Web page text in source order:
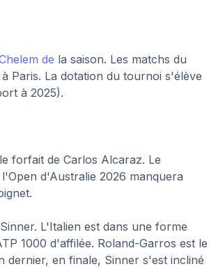
de la saison. Les matchs du
Paris. La dotation du tournoi s'élève
à 2025).
forfait de Carlos Alcaraz. Le
d'Australie 2026 manquera
L'Italien est dans une forme
1000 d'affilée. Roland-Garros est le
dernier, en finale, Sinner s'est incliné